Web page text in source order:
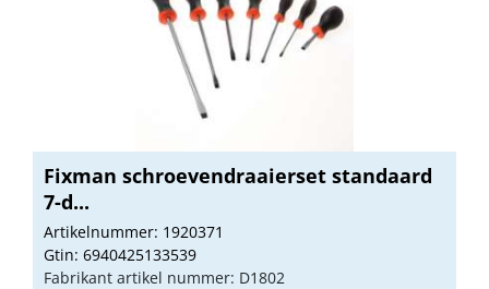
Fixman schroevendraaierset standaard
7-d...
Artikelnummer: 1920371
Gtin: 6940425133539
Fabrikant artikel nummer: D1802